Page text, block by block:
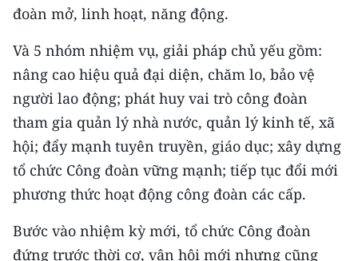
đoàn mở, linh hoạt, năng động.
Và 5 nhóm nhiệm vụ, giải pháp chủ yếu gồm:
nâng cao hiệu quả đại diện, chăm lo, bảo vệ
người lao động; phát huy vai trò công đoàn
tham gia quản lý nhà nước, quản lý kinh tế, xã
hội; đẩy mạnh tuyên truyền, giáo dục; xây dựng
tổ chức Công đoàn vững mạnh; tiếp tục đổi mới
phương thức hoạt động công đoàn các cấp.
Bước vào nhiệm kỳ mới, tổ chức Công đoàn
đứng trước thời cơ, vận hội mới nhưng cũng